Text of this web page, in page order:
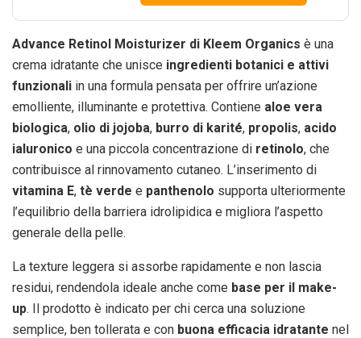
Advance Retinol Moisturizer di Kleem Organics è una
crema idratante che unisce ingredienti botanici e attivi
funzionali in una formula pensata per offrire un’azione
emolliente, illuminante e protettiva. Contiene aloe vera
biologica, olio di jojoba, burro di karité, propolis, acido
ialuronico e una piccola concentrazione di retinolo, che
contribuisce al rinnovamento cutaneo. L’inserimento di
vitamina E, tè verde e panthenolo supporta ulteriormente
l’equilibrio della barriera idrolipidica e migliora l’aspetto
generale della pelle.
La texture leggera si assorbe rapidamente e non lascia
residui, rendendola ideale anche come base per il make-
up. Il prodotto è indicato per chi cerca una soluzione
semplice, ben tollerata e con buona efficacia idratante nel